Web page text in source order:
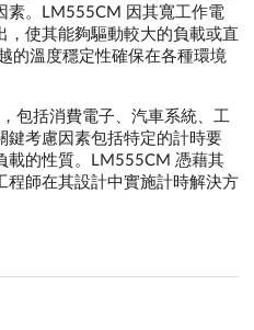
素。LM555CM 因其寬工作電
，使其能夠驅動較大的負載或直
的溫度穩定性確保在各種環境
包括消費電子、汽車系統、工
鍵考慮因素包括特定的計時要
載的性質。LM555CM 憑藉其
程師在其設計中實施計時解決方